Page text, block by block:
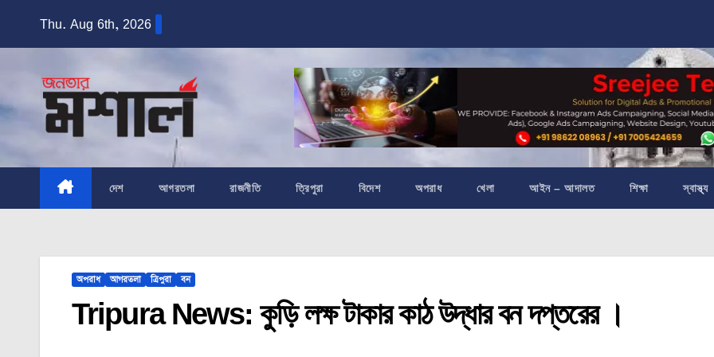
Thu. Aug 6th, 2026
দেশ আগরতলা রাজনীতি ত্রিপুরা বিদেশ অপরাধ খেলা আইন – আদালত শিক্ষা স্বাস্থ্য
অপরাধ আগরতলা ত্রিপুরা বন
Tripura News: কুড়ি লক্ষ টাকার কাঠ উদ্ধার বন দপ্তরের ।